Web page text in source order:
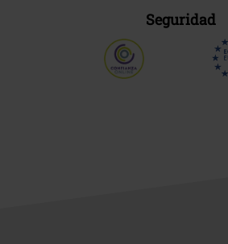
Seguridad